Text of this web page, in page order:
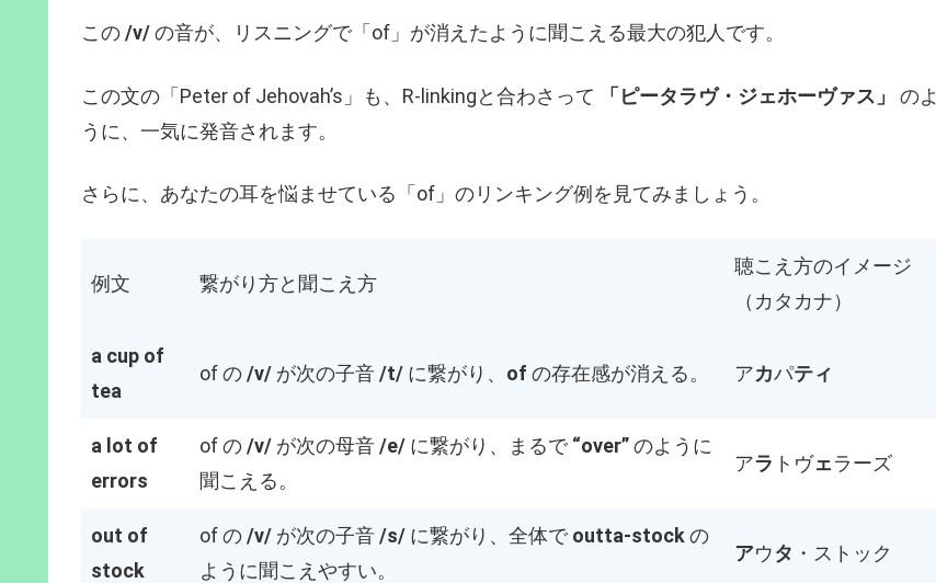
この/v/の音が、リスニングで「of」が消えたように聞こえる最大の犯人です。
この文の「Peter of Jehovah’s」も、R-linkingと合わさって 「ピータラヴ・ジェホーヴァス」
のよ
うに、一気に発音されます。
さらに、あなたの耳を悩ませている「of」のリンキング例を見てみましょう。
例文 繋がり方と聞こえ方
聴こえ方のイメージ
（カタカナ）
a cup of
tea
of の/v/ が次の子音/t/ に繋がり、 of の存在感が消える。 アカパティ
a lot of
errors
of の/v/ が次の母音/e/ に繋がり、まるで“over”のように
聞こえる。
アラ トヴェラーズ
out of
stock
of の/v/ が次の子音/s/ に繋がり、全体でoutta-stockの
ように聞こえやすい。
アウタ ・ストック